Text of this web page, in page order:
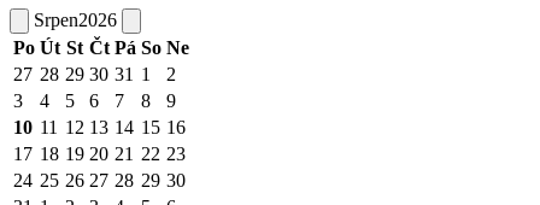
Srpen2026
Po Út St Čt Pá So Ne
27 28 29 30 31 1
2
3
4 5 6 7 8
9
10 11 12 13 14 15 16
17 18 19 20 21 22 23
24 25 26 27 28 29 30